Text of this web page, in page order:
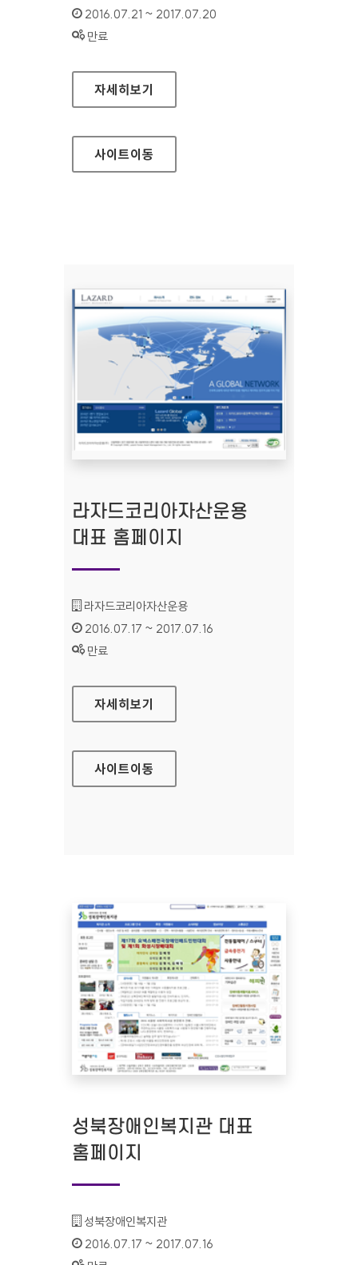
인증기간 :
2016.07.21 ~ 2017.07.20
상태 :
만료
부산정보문화센터 대표 홈페이지
자세히보기
사이트이동
라자드코리아자산운용
대표 홈페이지
기관명 :
라자드코리아자산운용
인증기간 :
2016.07.17 ~ 2017.07.16
상태 :
만료
라자드코리아자산운용 대표 홈페이지
자세히보기
사이트이동
성북장애인복지관 대표
홈페이지
기관명 :
성북장애인복지관
인증기간 :
2016.07.17 ~ 2017.07.16